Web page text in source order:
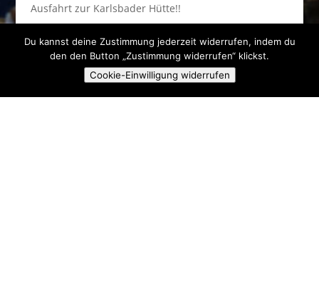
Ausfahrt zur Karlsbader Hütte!!
Anstehende Veranstaltungen
Es sind keine anstehenden Veranstaltungen vorhanden.
Du kannst deine Zustimmung jederzeit widerrufen, indem du
den den Button „Zustimmung widerrufen“ klickst.
Cookie-Einwilligung widerrufen